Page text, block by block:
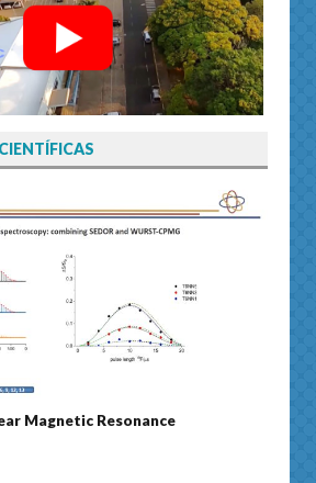
Magnetic Resonance